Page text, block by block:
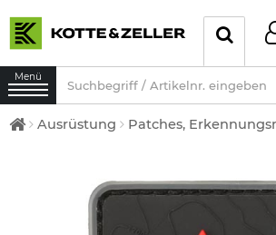
Menü
Ausrüstung Patches,